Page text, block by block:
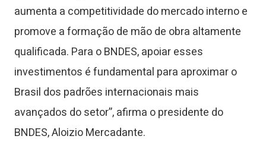
aumenta a competitividade do mercado interno e
promove a formação de mão de obra altamente
qualificada. Para o BNDES, apoiar esses
investimentos é fundamental para aproximar o
Brasil dos padrões internacionais mais
avançados do setor”, afirma o presidente do
BNDES, Aloizio Mercadante.